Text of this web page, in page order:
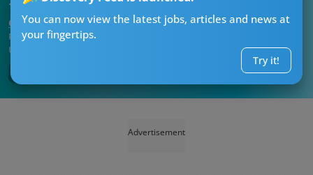
You can now view the latest jobs, articles and news at
your fingertips.
Try it!
CT求職戰略師
Published:2026-08-02 19:06
Updated:
Advertisement